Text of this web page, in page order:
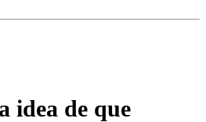
idea de que